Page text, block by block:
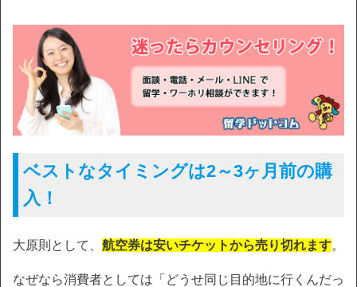
ベストなタイミングは2～3ヶ月前の購
入！
大原則として、 航空券は安いチケットから売り切れます。
なぜなら消費者としては「どうせ同じ目的地に行くんだっ